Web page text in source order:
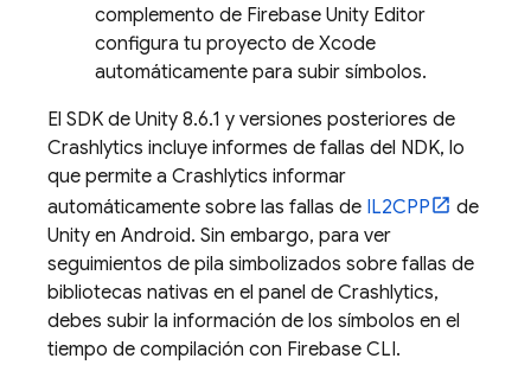
complemento de Firebase Unity Editor
configura tu proyecto de Xcode
automáticamente para subir símbolos.
El SDK de Unity 8.6.1 y versiones posteriores de
Crashlytics incluye informes de fallas del NDK, lo
que permite a Crashlytics informar
automáticamente sobre las fallas de IL2CPP
de
Unity en Android. Sin embargo, para ver
seguimientos de pila simbolizados sobre fallas de
bibliotecas nativas en el panel de Crashlytics,
debes subir la información de los símbolos en el
tiempo de compilación con Firebase CLI.